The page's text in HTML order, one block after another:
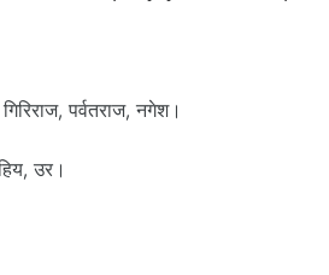
पर्वतराज, नगेश।
उर।